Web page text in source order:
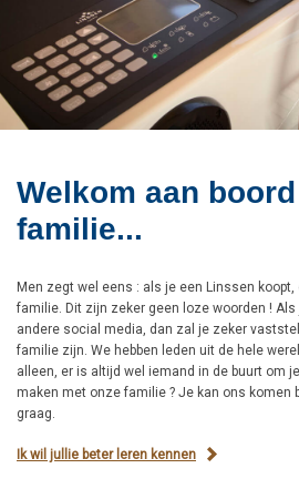
Welkom aan
familie...
Men zegt wel eens : als je een Linssen
familie. Dit zijn zeker geen loze woorden !
andere social media, dan zal je zeker
familie zijn. We hebben leden uit de hele
alleen, er is altijd wel iemand in de buurt om
maken met onze familie ? Je kan ons komen
graag.
Ik wil jullie beter leren kennen